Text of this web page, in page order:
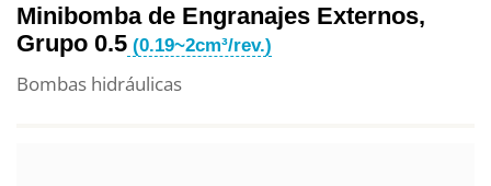
Minibomba de Engranajes Externos,
Grupo 0.5 (0.19~2cm³/rev.)
Bombas hidráulicas